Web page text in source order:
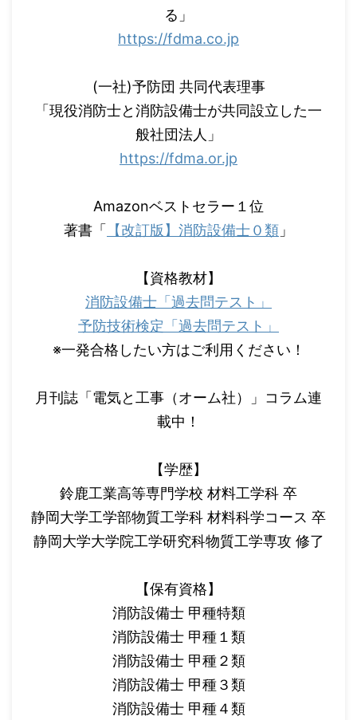
る」
https://fdma.co.jp
(一社)予防団 共同代表理事
「現役消防士と消防設備士が共同設立した一
般社団法人」
https://fdma.or.jp
Amazonベストセラー１位
著書「
【改訂版】消防設備士０類 」
【資格教材】
消防設備士「過去問テスト」
予防技術検定「過去問テスト」
※一発合格したい方はご利用ください！
月刊誌「電気と工事（オーム社）」コラム連
載中！
【学歴】
鈴鹿工業高等専門学校 材料工学科 卒
静岡大学工学部物質工学科 材料科学コース 卒
静岡大学大学院工学研究科物質工学専攻 修了
【保有資格】
消防設備士 甲種特類
消防設備士 甲種１類
消防設備士 甲種２類
消防設備士 甲種３類
消防設備士 甲種４類